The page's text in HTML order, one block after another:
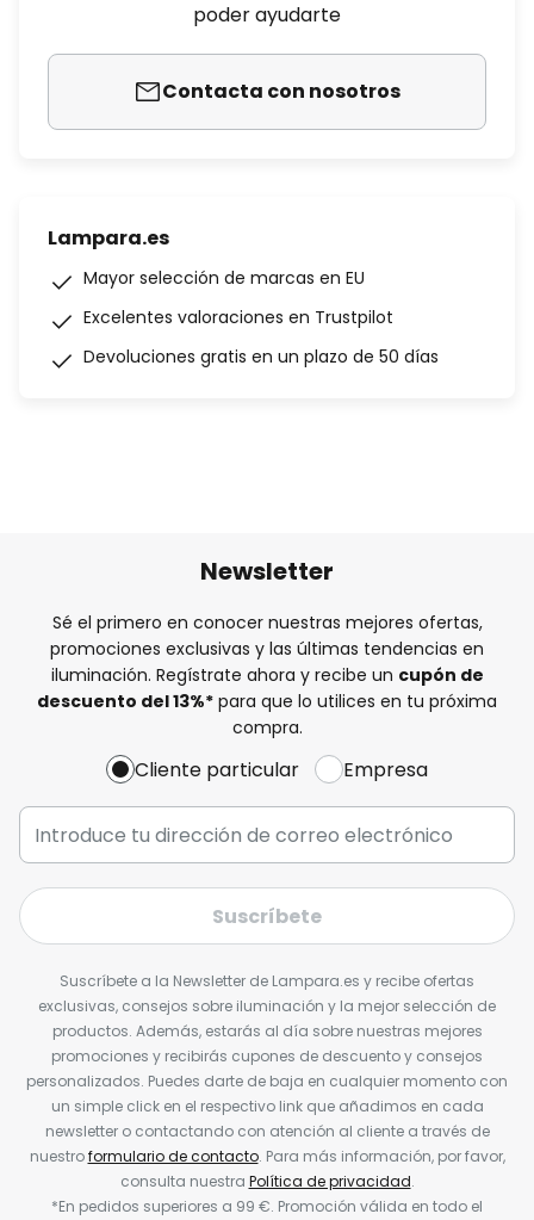
poder ayudarte
Contacta con nosotros
Lampara.es
Mayor selección de marcas en EU
Excelentes valoraciones en Trustpilot
Devoluciones gratis en un plazo de 50 días
Newsletter
Sé el primero en conocer nuestras mejores ofertas,
promociones exclusivas y las últimas tendencias en
iluminación. Regístrate ahora y recibe un cupón de
descuento del13%* para que lo utilices en tu próxima
compra.
Cliente particular Empresa
Suscríbete
Suscríbete a la Newsletter de Lampara.es y recibe ofertas
exclusivas, consejos sobre iluminación y la mejor selección de
productos. Además, estarás al día sobre nuestras mejores
promociones y recibirás cupones de descuento y consejos
personalizados. Puedes darte de baja en cualquier momento con
un simple click en el respectivo link que añadimos en cada
newsletter o contactando con atención al cliente a través de
nuestroformulario de contacto. Para más información, por favor,
consulta nuestra Política de privacidad.
*En pedidos superiores a 99 €. Promoción válida en todo el